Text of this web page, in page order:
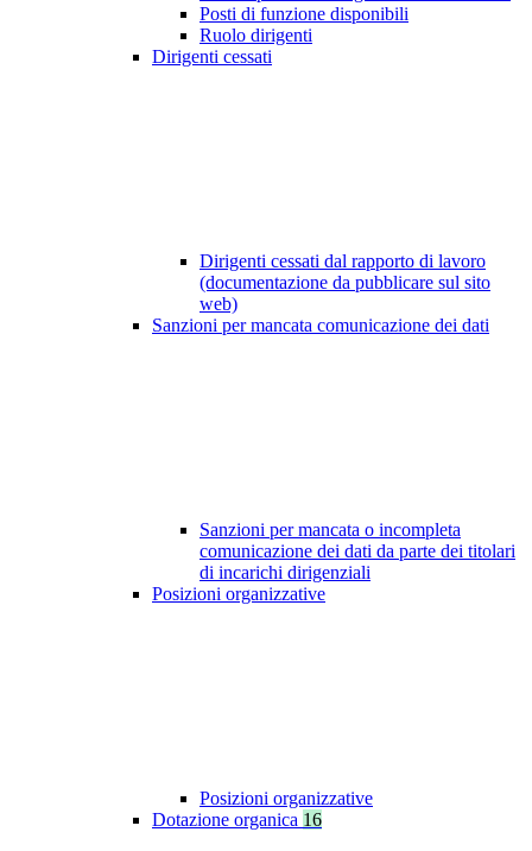
Posti di funzione disponibili
Ruolo dirigenti
Dirigenti cessati
Dirigenti cessati dal rapporto di lavoro
(documentazione da pubblicare sul sito
web)
Sanzioni per mancata comunicazione dei dati
Sanzioni per mancata o incompleta
comunicazione dei dati da parte dei titolari
di incarichi dirigenziali
Posizioni organizzative
Posizioni organizzative
Dotazione organica 16